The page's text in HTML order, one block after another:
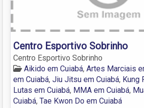
Centro Esportivo Sobrinho
Centro Esportivo Sobrinho
Aikido em Cuiabá, Artes Marciais
em Cuiabá, Jiu Jitsu em Cuiabá, Kung
Lutas em Cuiabá, MMA em Cuiabá,
Cuiabá, Tae Kwon Do em Cuiabá